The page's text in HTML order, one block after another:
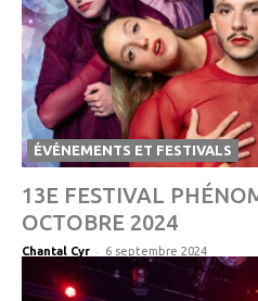
ÉVÉNEMENTS ET FESTIVALS
13E FESTIVAL
OCTOBRE 2024
Chantal Cyr - 6 septembre 2024